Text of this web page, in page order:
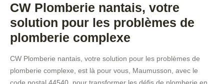
CW Plomberie nantais, votre
solution pour les problèmes de
plomberie complexe
CW Plomberie nantais, votre solution pour les problèmes de
plomberie complexe, est là pour vous, Maumusson, avec le